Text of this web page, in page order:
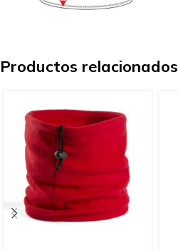
Productos relacionados